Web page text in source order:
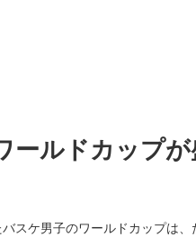
ールドカップが
スケ男子のワールドカップは、